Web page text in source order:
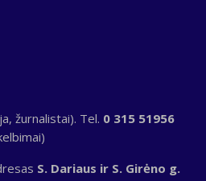
žurnalistai). Tel. 0 315 51956
S. Dariaus ir S. Girėno g.